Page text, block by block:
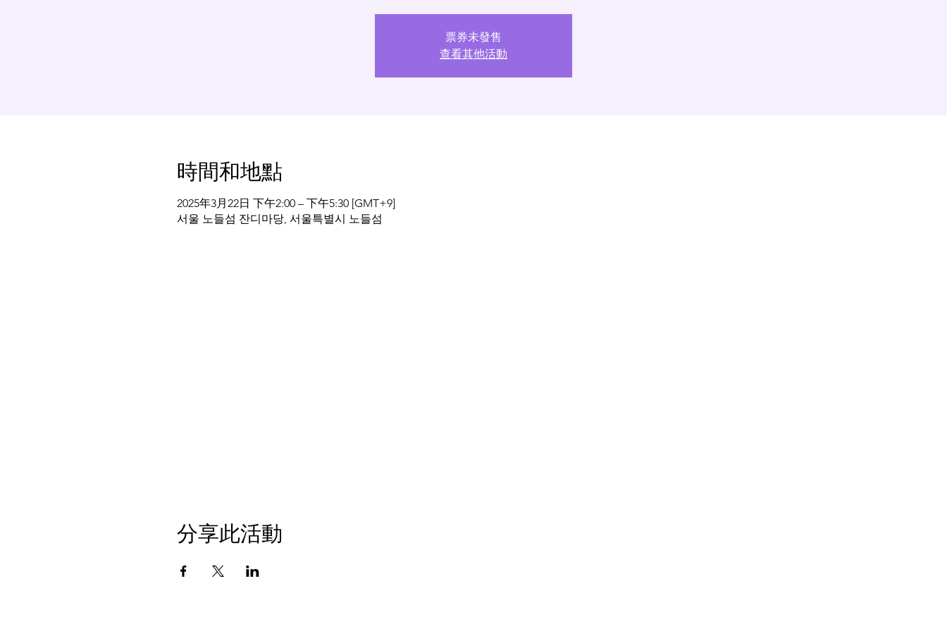
票券未發售
查看其他活動
時間和地點
2025年3月22日 下午2:00 – 下午5:30 [GMT+9]
서울 노들섬 잔디마당, 서울특별시 노들섬
分享此活動